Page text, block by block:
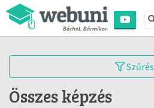
Szűrés
Összes képzés